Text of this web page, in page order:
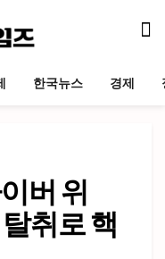
한국뉴스 경제
버 위
취로 핵